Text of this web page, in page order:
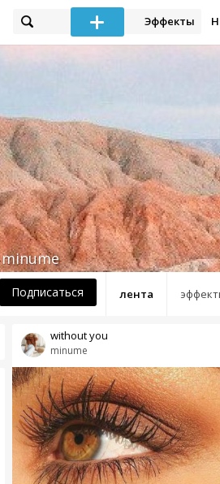
Эффекты
лента
minume
Подписаться
minume
without you